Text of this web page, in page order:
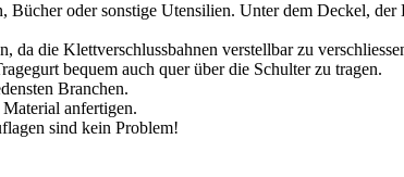
oder sonstige Utensilien. Unter dem Deckel,
die Klettverschlussbahnen verstellbar zu
bequem auch quer über die Schulter zu tragen.
Branchen.
anfertigen.
sind kein Problem!